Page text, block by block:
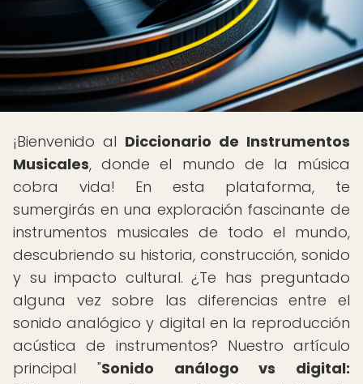
¡Bienvenido al Diccionario de Instrumentos
Musicales, donde el mundo de la música
cobra vida! En esta plataforma, te
sumergirás en una exploración fascinante de
instrumentos musicales de todo el mundo,
descubriendo su historia, construcción, sonido
y su impacto cultural. ¿Te has preguntado
alguna vez sobre las diferencias entre el
sonido analógico y digital en la reproducción
acústica de instrumentos? Nuestro artículo
principal "Sonido análogo vs digital: